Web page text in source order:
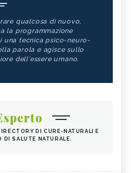
qualcosa di nuovo,
la programmazione
una tecnica psico-neuro-
parola e agisce sullo
dell'essere umano.
DI CURE-NATURALI E
SALUTE NATURALE.